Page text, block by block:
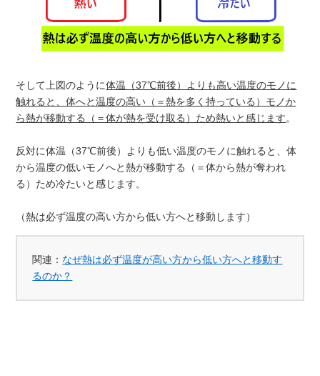
そして上図のように体温（37℃前後）よりも高い温度のモノに
触れると、体へと温度の高い（＝熱を多く持っている）モノか
ら熱が移動する（＝体が熱を受け取る）ため熱いと感じます。
反対に体温（37℃前後）よりも低い温度のモノに触れると、体
から温度の低いモノへと熱が移動する（＝体から熱が奪われ
る）ため冷たいと感じます。
（熱は必ず温度の高い方から低い方へと移動します）
関連： なぜ熱は必ず温度が高い方から低い方へと移動す
るのか？